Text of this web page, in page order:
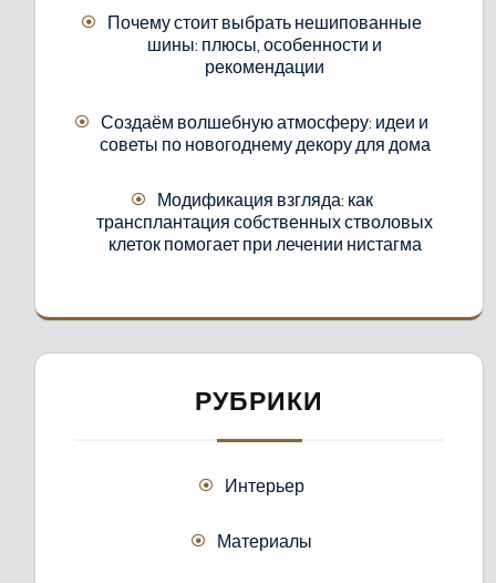
Почему стоит выбрать нешипованные
шины: плюсы, особенности и
рекомендации
Создаём волшебную атмосферу: идеи и
советы по новогоднему декору для дома
Модификация взгляда: как
трансплантация собственных стволовых
клеток помогает при лечении нистагма
РУБРИКИ
Интерьер
Материалы